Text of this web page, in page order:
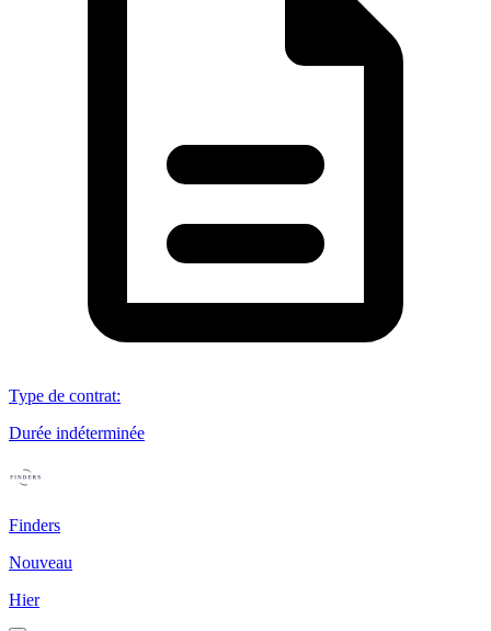
Type de contrat:
Durée indéterminée
Finders
Nouveau
Hier